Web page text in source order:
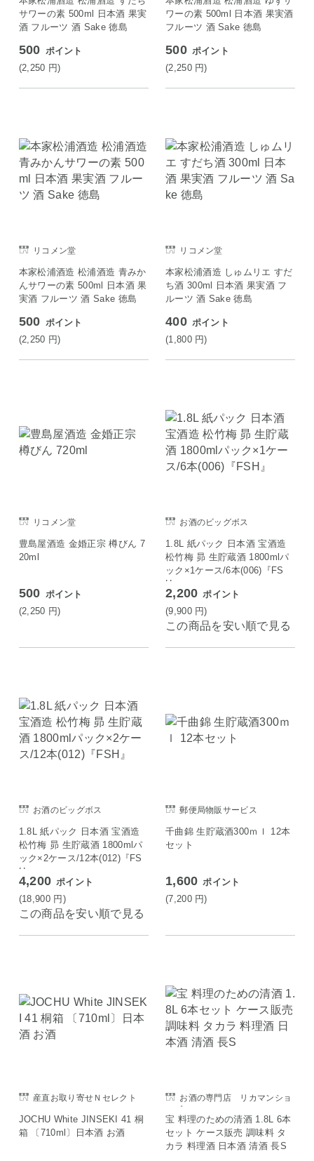
サワーの素 500ml 日本酒 果実
酒 フルーツ 酒 Sake 徳島
500 ポイント
(2,250 円)
ワーの素 500ml 日本酒 果実酒
フルーツ 酒 Sake 徳島
500 ポイント
(2,250 円)
リコメン堂
本家松浦酒造 松浦酒造 青みか
んサワーの素 500ml 日本酒 果
実酒 フルーツ 酒 Sake 徳島
500 ポイント
(2,250 円)
リコメン堂
本家松浦酒造 しゅムリエ すだ
ち酒 300ml 日本酒 果実酒 フ
ルーツ 酒 Sake 徳島
400 ポイント
(1,800 円)
リコメン堂
豊島屋酒造 金婚正宗 樽びん 7
20ml
500 ポイント
(2,250 円)
お酒のビッグボス
1.8L 紙パック 日本酒 宝酒造
松竹梅 昴 生貯蔵酒 1800mlパ
ック×1ケース/6本(006)『FS
H』
2,200 ポイント
(9,900 円)
この商品を安い順で見る
お酒のビッグボス
1.8L 紙パック 日本酒 宝酒造
松竹梅 昴 生貯蔵酒 1800mlパ
ック×2ケース/12本(012)『FS
H』
4,200 ポイント
(18,900 円 )
この商品を安い順で見る
郵便局物販サービス
千曲錦 生貯蔵酒300ｍｌ 12本
セット
1,600 ポイント
(7,200 円)
産直お取り寄せＮセレクト
JOCHU White JINSEKI 41 桐
箱 〔710ml〕日本酒 お酒
お酒の専門店 リカマンショ
ップ
宝 料理のための清酒 1.8L 6本
セット ケース販売 調味料 タ
カラ 料理酒 日本酒 清酒 長S